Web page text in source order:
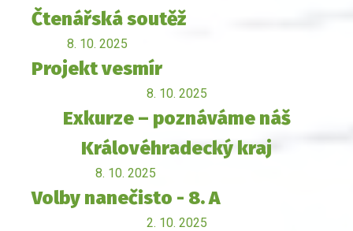
Čtenářská soutěž
8. 10. 2025
Projekt vesmír
8. 10. 2025
Exkurze – poznáváme náš
Královéhradecký kraj
8. 10. 2025
Volby nanečisto - 8. A
2. 10. 2025